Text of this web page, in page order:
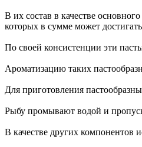
В их состав в качестве
которых в сумме может
По своей консистенции эти
Ароматизацию таких
Для приготовления
Рыбу промывают водой и
В качестве других компонентов